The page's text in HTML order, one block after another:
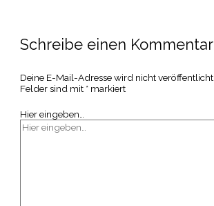
Schreibe einen Kommentar
Deine E-Mail-Adresse wird nicht veröffentlicht.
Felder sind mit * markiert
Hier eingeben…